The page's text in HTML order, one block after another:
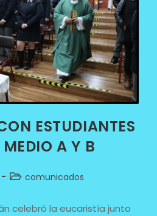
ESTUDIANTES
A Y B
comunicados
celebró la eucaristía junto